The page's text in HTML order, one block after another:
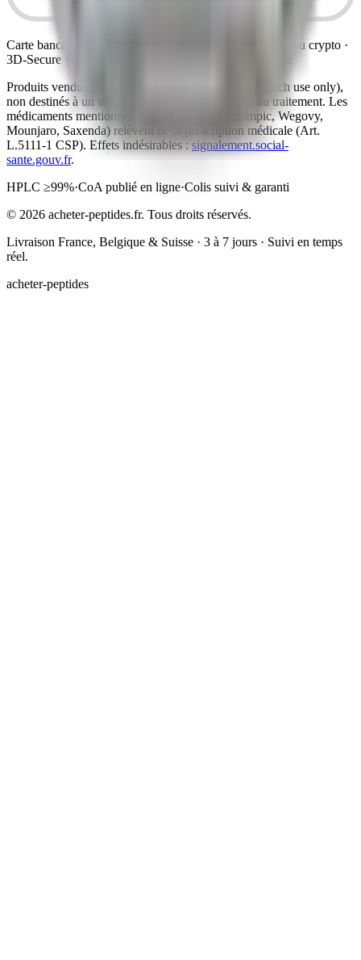
Carte bancaire, Apple Pay, Google Pay, virement SEPA ou crypto ·
3D-Secure · données bancaires non collectées sur ce site
Produits vendus comme peptides de recherche (research use only),
non destinés à un usage humain, au diagnostic ni au traitement. Les
médicaments mentionnés à titre informatif (Ozempic, Wegovy,
Mounjaro, Saxenda) relèvent de la prescription médicale (Art.
L.5111-1 CSP). Effets indésirables : signalement.social-
sante.gouv.fr.
HPLC ≥99%·CoA publié en ligne·Colis suivi & garanti
© 2026 acheter-peptides.fr. Tous droits réservés.
Livraison France, Belgique & Suisse · 3 à 7 jours · Suivi en temps
réel.
acheter-peptides